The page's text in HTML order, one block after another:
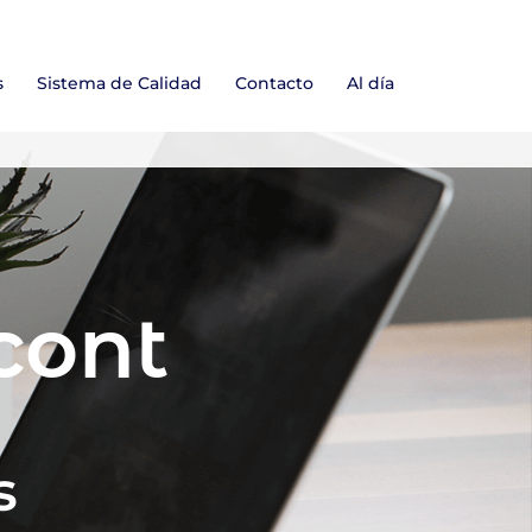
Sistema de Calidad Contacto Al día